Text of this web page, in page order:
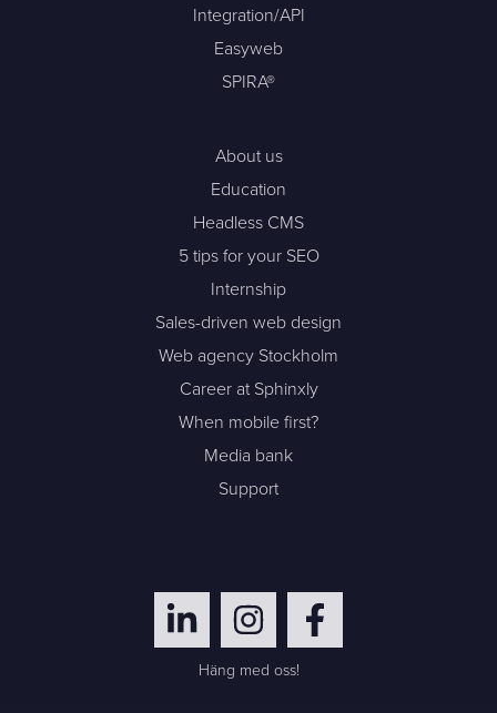
Integration/API
Easyweb
SPIRA®
About us
Education
Headless CMS
5 tips for your SEO
Internship
Sales-driven web design
Web agency Stockholm
Career at Sphinxly
When mobile first?
Media bank
Support
Häng med oss!